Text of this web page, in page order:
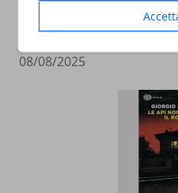
L'uomo della
romanzo di Lars
08/08/2025